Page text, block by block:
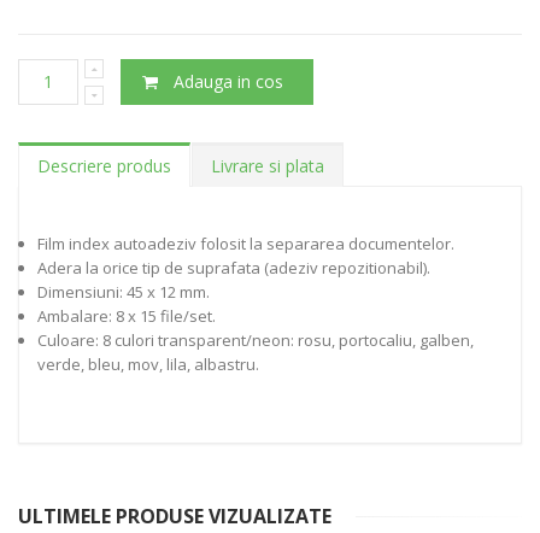
Adauga in cos
Descriere produs Livrare si plata
Film index autoadeziv folosit la separarea documentelor.
Adera la orice tip de suprafata (adeziv repozitionabil).
Dimensiuni: 45 x 12 mm.
Ambalare: 8 x 15 file/set.
Culoare: 8 culori transparent/neon: rosu, portocaliu, galben,
verde, bleu, mov, lila, albastru.
ULTIMELE PRODUSE VIZUALIZATE